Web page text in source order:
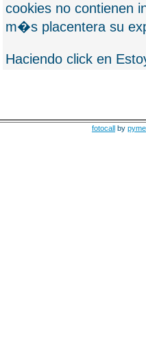
cookies no contienen
m�s placentera su
Haciendo click en
fotocall by